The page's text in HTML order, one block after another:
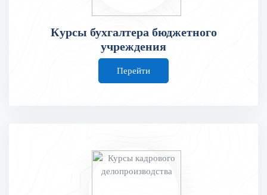
Курсы бухгалтера бюджетного
учреждения
Перейти